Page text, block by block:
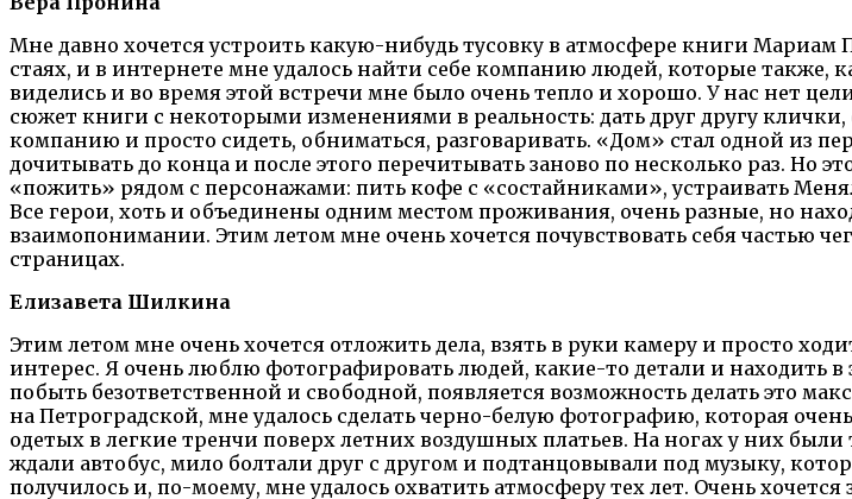
Мне давно хочется устроить какую-нибудь тусовку в атмосфере книги
стаях, и в интернете мне удалось найти себе компанию людей, которые также,
виделись и во время этой встречи мне было очень тепло и хорошо. У нас нет
сюжет книги с некоторыми изменениями в реальность: дать друг другу
компанию и просто сидеть, обниматься, разговаривать. «Дом» стал одной из
дочитывать до конца и после этого перечитывать заново по несколько раз. Но
«пожить» рядом с персонажами: пить кофе с «состайниками», устраивать
Все герои, хоть и объединены одним местом проживания, очень разные, но
взаимопонимании. Этим летом мне очень хочется почувствовать себя частью
страницах.
Елизавета Шилкина
Этим летом мне очень хочется отложить дела, взять в руки камеру и просто
интерес. Я очень люблю фотографировать людей, какие-то детали и находить в
побыть безответственной и свободной, появляется возможность делать это
на Петроградской, мне удалось сделать черно-белую фотографию, которая
одетых в легкие тренчи поверх летних воздушных платьев. На ногах у них
ждали автобус, мило болтали друг с другом и подтанцовывали под музыку,
получилось и, по-моему, мне удалось охватить атмосферу тех лет. Очень хочется